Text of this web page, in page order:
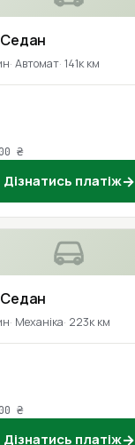
Седан
Автомат 141к км
₴
Дізнатись платіж→
Седан
Механіка 223к км
₴
Дізнатись платіж→